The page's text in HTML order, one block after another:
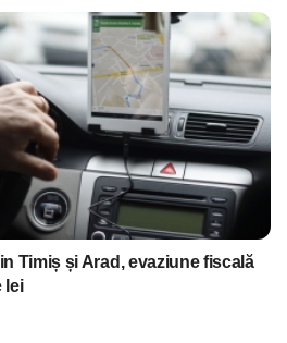
Timiș și Arad, evaziune fiscală
lei